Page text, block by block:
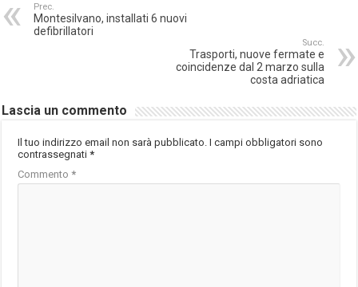
Prec.
Montesilvano, installati 6 nuovi
defibrillatori
Succ.
Trasporti, nuove fermate e
coincidenze dal 2 marzo sulla
costa adriatica
Lascia un commento
Il tuo indirizzo email non sarà pubblicato. I campi obbligatori sono
contrassegnati*
Commento*